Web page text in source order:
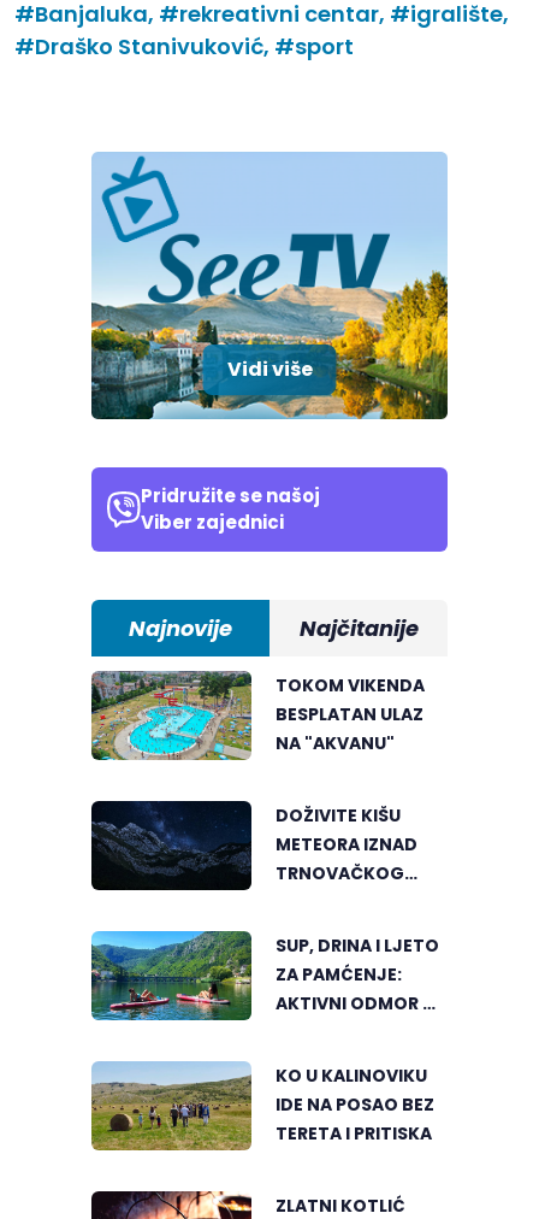
#Banjaluka, #rekreativni centar, #igralište,
#Draško Stanivuković, #sport
Vidi više
Pridružite se našoj
Viber zajednici
Najnovije Najčitanije
TOKOM VIKENDA
BESPLATAN ULAZ
NA "AKVANU"
DOŽIVITE KIŠU
METEORA IZNAD
TRNOVAČKOG
SUP, DRINA I LJETO
ZA PAMĆENJE:
AKTIVNI ODMOR U
KO U KALINOVIKU
IDE NA POSAO BEZ
TERETA I PRITISKA
ZLATNI KOTLIĆ